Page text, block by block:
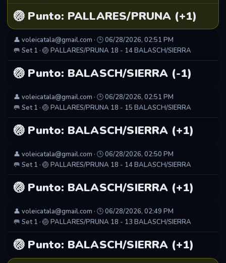
🏐 Punto: PALLARES/PRUNA (+1)
👤 voleicatala@gmail.com · 🕒 06/28/2026, 02:51 PM
🥅 Set 1 · 🏐 PALLARES/PRUNA 18 - 14 BALASCH/SIERRA
🏐 Punto: BALASCH/SIERRA (-1)
👤 voleicatala@gmail.com · 🕒 06/28/2026, 02:51 PM
🥅 Set 1 · 🏐 PALLARES/PRUNA 18 - 15 BALASCH/SIERRA
🏐 Punto: BALASCH/SIERRA (+1)
👤 voleicatala@gmail.com · 🕒 06/28/2026, 02:50 PM
🥅 Set 1 · 🏐 PALLARES/PRUNA 18 - 14 BALASCH/SIERRA
🏐 Punto: BALASCH/SIERRA (+1)
👤 voleicatala@gmail.com · 🕒 06/28/2026, 02:49 PM
🥅 Set 1 · 🏐 PALLARES/PRUNA 18 - 13 BALASCH/SIERRA
🏐 Punto: BALASCH/SIERRA (+1)